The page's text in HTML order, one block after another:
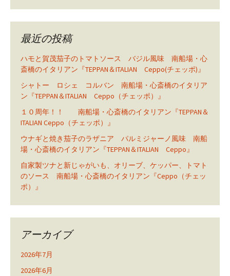
最近の投稿
ハモと賀茂茄子のトマトソース バジル風味 南船場・心
斎橋のイタリアン『TEPPAN＆ITALIAN Ceppo(チェッポ)』
シャトー ロシェ コルバン 南船場・心斎橋のイタリア
ン『TEPPAN＆ITALIAN Ceppo（チェッポ）』
１０周年！！ 南船場・心斎橋のイタリアン『TEPPAN＆
ITALIAN Ceppo（チェッポ）』
ウナギと焼き茄子のラザニア パルミジャーノ風味 南船
場・心斎橋のイタリアン『TEPPAN＆ITALIAN Ceppo』
自家製ツナと新じゃがいも、オリーブ、ケッパー、トマト
のソース 南船場・心斎橋のイタリアン『Ceppo（チェッ
ポ）』
アーカイブ
2026年7月
2026年6月